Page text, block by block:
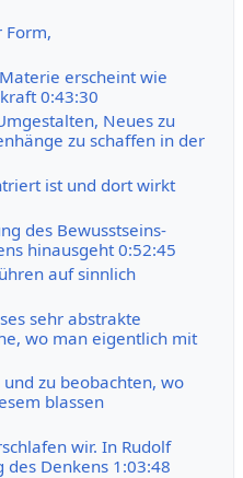
Form,
erscheint wie
0:43:30
Neues zu
zu schaffen in der
ist und dort wirkt
des Bewusstseins-
hinausgeht 0:52:45
auf sinnlich
sehr abstrakte
wo man eigentlich mit
zu beobachten, wo
blassen
wir. In Rudolf
Denkens 1:03:48